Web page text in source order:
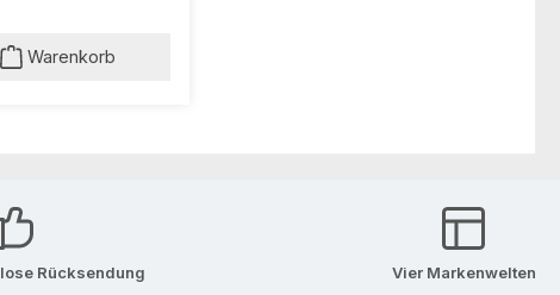
Warenkorb
Rücksendung Vier Markenwelten